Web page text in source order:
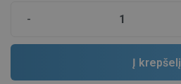
-
Į krepšelį